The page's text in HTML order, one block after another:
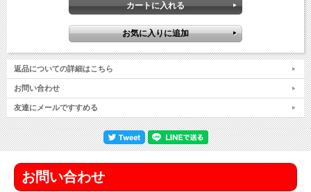
返品についての詳細はこちら
お問い合わせ
友達にメールですすめる
お問い合わせ